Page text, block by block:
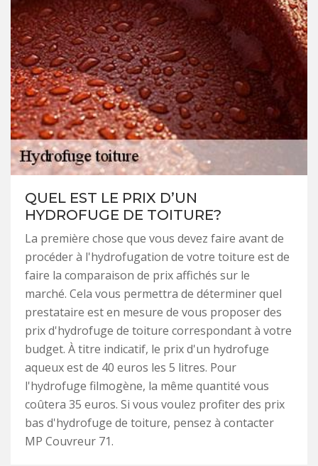
QUEL EST LE PRIX D’UN
HYDROFUGE DE TOITURE?
La première chose que vous devez faire avant de
procéder à l'hydrofugation de votre toiture est de
faire la comparaison de prix affichés sur le
marché. Cela vous permettra de déterminer quel
prestataire est en mesure de vous proposer des
prix d'hydrofuge de toiture correspondant à votre
budget. À titre indicatif, le prix d'un hydrofuge
aqueux est de 40 euros les 5 litres. Pour
l'hydrofuge filmogène, la même quantité vous
coûtera 35 euros. Si vous voulez profiter des prix
bas d'hydrofuge de toiture, pensez à contacter
MP Couvreur 71.